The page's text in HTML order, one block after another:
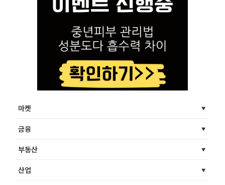
마켓
금융
부동산
산업